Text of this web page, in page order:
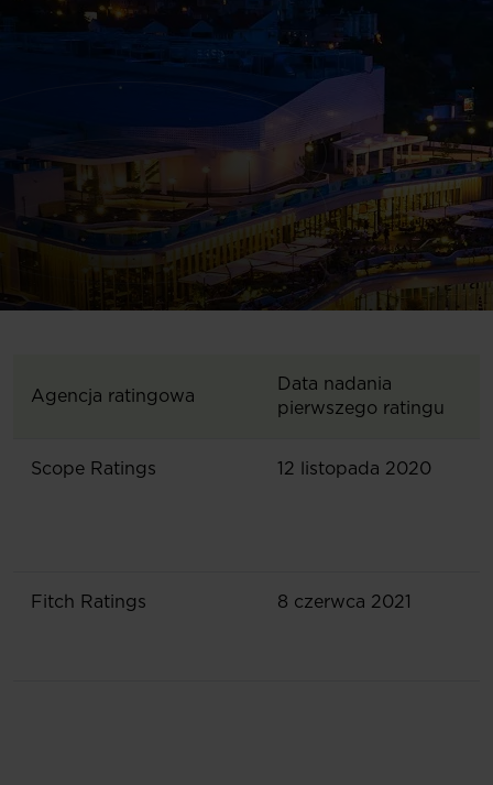
Agencja ratingowa
Data nadania
pierwszego ratingu
Scope Ratings 12 listopada 2020
Fitch Ratings 8 czerwca 2021